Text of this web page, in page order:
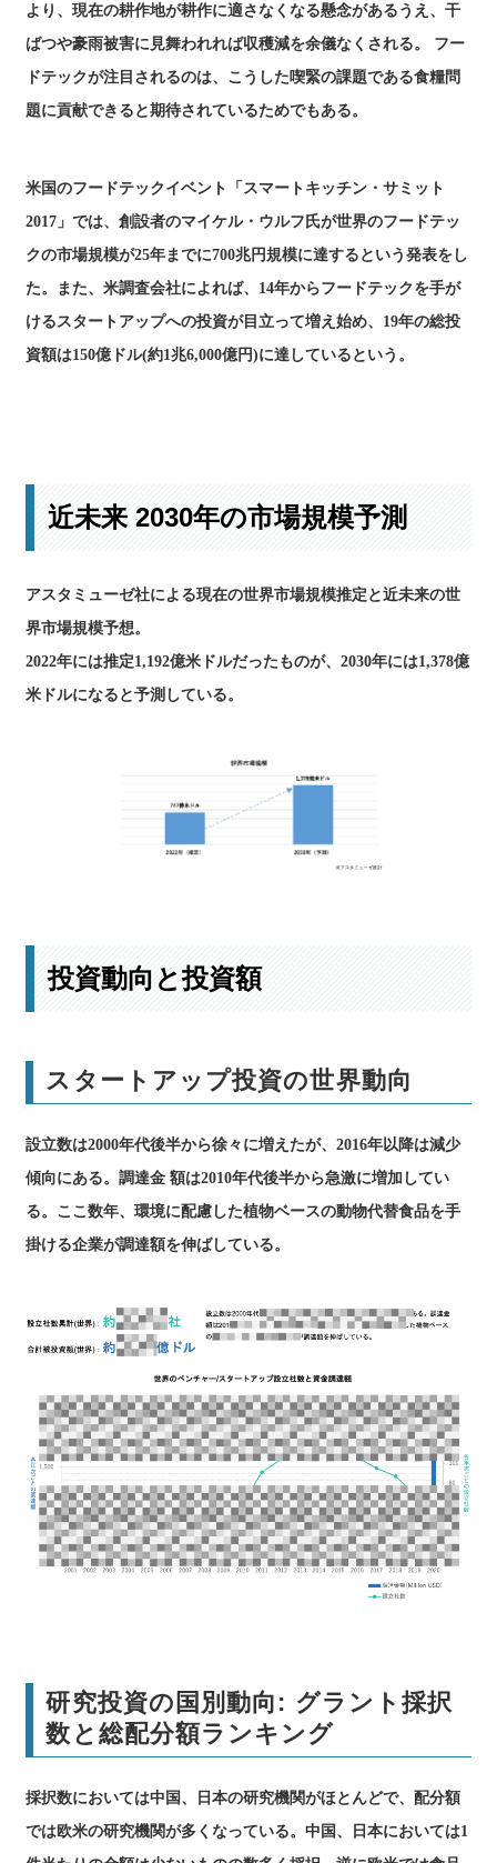
より、現在の耕作地が耕作に適さなくなる懸念があるうえ、干
ばつや豪雨被害に見舞われれば収穫減を余儀なくされる。 フー
ドテックが注目されるのは、こうした喫緊の課題である食糧問
題に貢献できると期待されているためでもある。
米国のフードテックイベント「スマートキッチン・サミット
2017」では、創設者のマイケル・ウルフ氏が世界のフードテッ
クの市場規模が25年までに700兆円規模に達するという発表をし
た。また、米調査会社によれば、14年からフードテックを手が
けるスタートアップへの投資が目立って増え始め、19年の総投
資額は150億ドル(約1兆6,000億円)に達しているという。
近未来 2030年の市場規模予測
アスタミューゼ社による現在の世界市場規模推定と近未来の世
界市場規模予想。
2022年には推定1,192億米ドルだったものが、2030年には1,378億
米ドルになると予測している。
投資動向と投資額
スタートアップ投資の世界動向
設立数は2000年代後半から徐々に増えたが、2016年以降は減少
傾向にある。調達金 額は2010年代後半から急激に増加してい
る。ここ数年、環境に配慮した植物ベースの動物代替食品を手
掛ける企業が調達額を伸ばしている。
研究投資の国別動向: グラント採択
数と総配分額ランキング
採択数においては中国、日本の研究機関がほとんどで、配分額
では欧米の研究機関が多くなっている。中国、日本においては1